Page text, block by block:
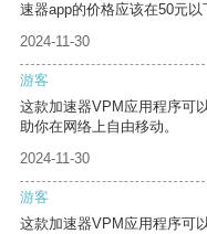
速器app的价格应该在50元以
2024-11-30
游客
这款加速器VPM应用程序可
助你在网络上自由移动。
2024-11-30
游客
这款加速器VPM应用程序可